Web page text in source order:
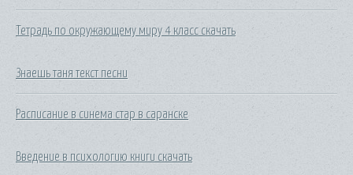
Тетрадь по окружающему миру 4 класс скачать
Знаешь таня текст песни
Расписание в синема стар в саранске
Введение в психологию книги скачать